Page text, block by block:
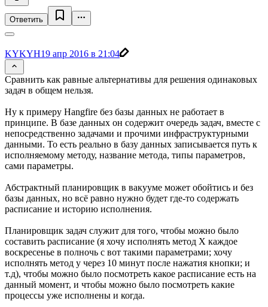
Ответить
KYKYH19 апр 2016 в 21:04
Сравнить как равные альтернативы для решения одинаковых
задач в общем нельзя.
Ну к примеру Hangfire без базы данных не работает в
принципе. В базе данных он содержит очередь задач, вместе с
непосредственно задачами и прочими инфраструктурными
данными. То есть реально в базу данных записывается путь к
исполняемому методу, название метода, типы параметров,
сами параметры.
Абстрактный планировщик в вакууме может обойтись и без
базы данных, но всё равно нужно будет где-то содержать
расписание и историю исполнения.
Планировщик задач служит для того, чтобы можно было
составить расписание (я хочу исполнять метод X каждое
воскресенье в полночь с вот такими параметрами; хочу
исполнять метод y через 10 минут после нажатия кнопки; и
т.д), чтобы можно было посмотреть какое расписание есть на
данный момент, и чтобы можно было посмотреть какие
процессы уже исполнены и когда.